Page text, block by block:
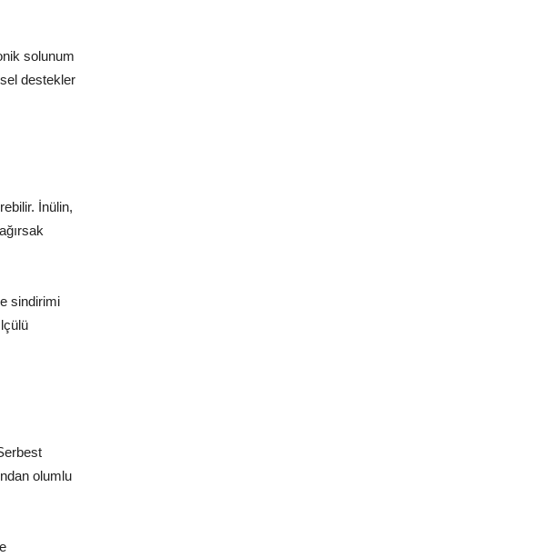
solunum
destekler
İnülin,
sindirimi
olumlu